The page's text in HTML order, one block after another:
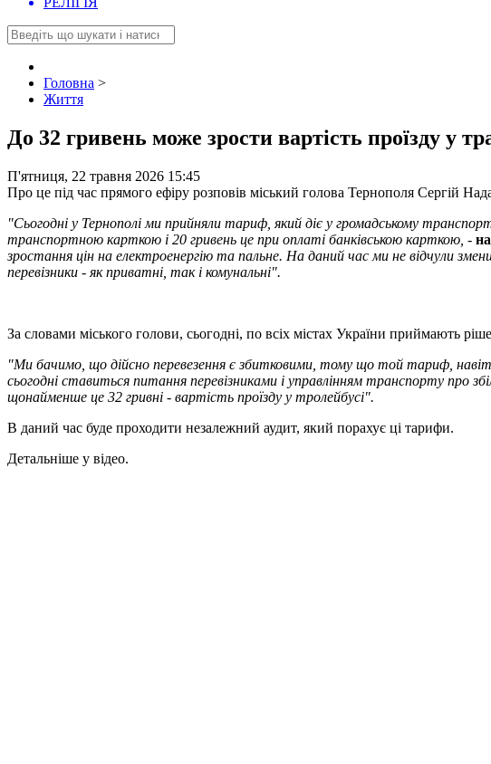
Головна >
Життя
До 32 гривень може зрости вартість проїзду у
П'ятниця, 22 травня 2026 15:45
Про це під час прямого ефіру розповів міський голова Тернополя Сергій
"Сьогодні у Тернополі ми прийняли тариф, який діє у громадському
транспортною карткою і 20 гривень це при оплаті банківською карткою, -
зростання цін на електроенергію та пальне. На даний час ми не відчули
перевізники - як приватні, так і комунальні".
За словами міського голови, сьогодні, по всіх містах України приймають
"Ми бачимо, що дійсно перевезення є збитковими, тому що той тариф, навіть
сьогодні ставиться питання перевізниками і управлінням транспорту про
щонайменше це 32 гривні - вартість проїзду у тролейбусі".
В даний час буде проходити незалежний аудит, який порахує ці тарифи.
Детальніше у відео.